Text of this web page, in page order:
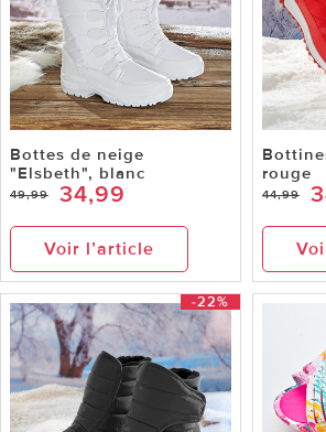
Bottes de neige
"Elsbeth", blanc
49,99 34,99
Voir l’article
rouge
44,99
-22%